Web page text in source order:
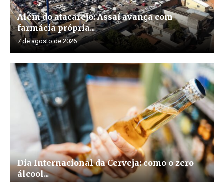
Além do atacarejo: Assaí avança com
farmácia própria...
7 de agosto de 2026
Dia Internacional da Cerveja: como o zero
álcool...